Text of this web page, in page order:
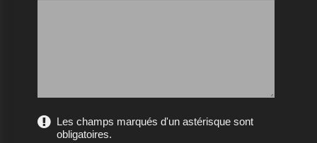
Les champs marqués d'un astérisque sont
obligatoires.